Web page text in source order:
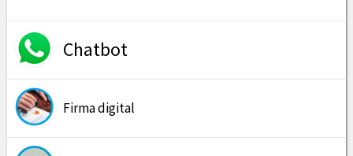
Chatbot
Firma digital